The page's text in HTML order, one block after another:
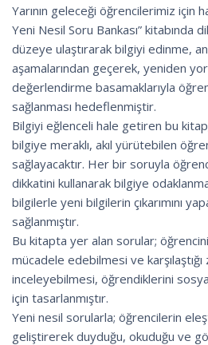
Yarının geleceği öğrencilerimiz için
Yeni Nesil Soru Bankası” kitabında
düzeye ulaştırarak bilgiyi edinme,
aşamalarından geçerek, yeniden
değerlendirme basamaklarıyla
sağlanması hedeflenmiştir.
Bilgiyi eğlenceli hale getiren bu
bilgiye meraklı, akıl yürütebilen
sağlayacaktır. Her bir soruyla
dikkatini kullanarak bilgiye
bilgilerle yeni bilgilerin çıkarımını
sağlanmıştır.
Bu kitapta yer alan sorular;
mücadele edebilmesi ve
inceleyebilmesi, öğrendiklerini
için tasarlanmıştır.
Yeni nesil sorularla; öğrencilerin
geliştirerek duyduğu, okuduğu ve